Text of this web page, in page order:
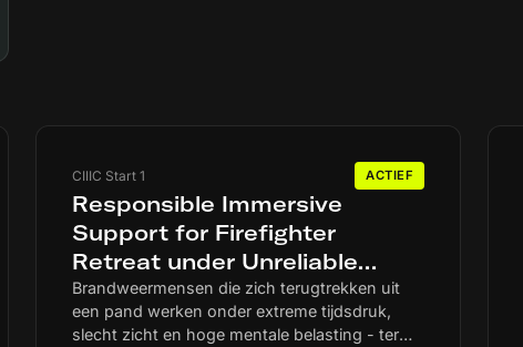
CIIIC Start 1 ACTIEF
Responsible Immersive
Support for Firefighter
Retreat under Unreliable
Spatial and Communication
Information
Brandweermensen die zich terugtrekken uit
een pand werken onder extreme tijdsdruk,
slecht zicht en hoge mentale belasting - terwijl